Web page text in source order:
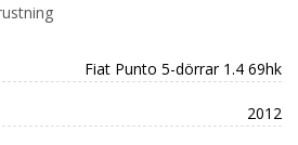
Fiat Punto 5-dörrar 1.4 69hk
2012